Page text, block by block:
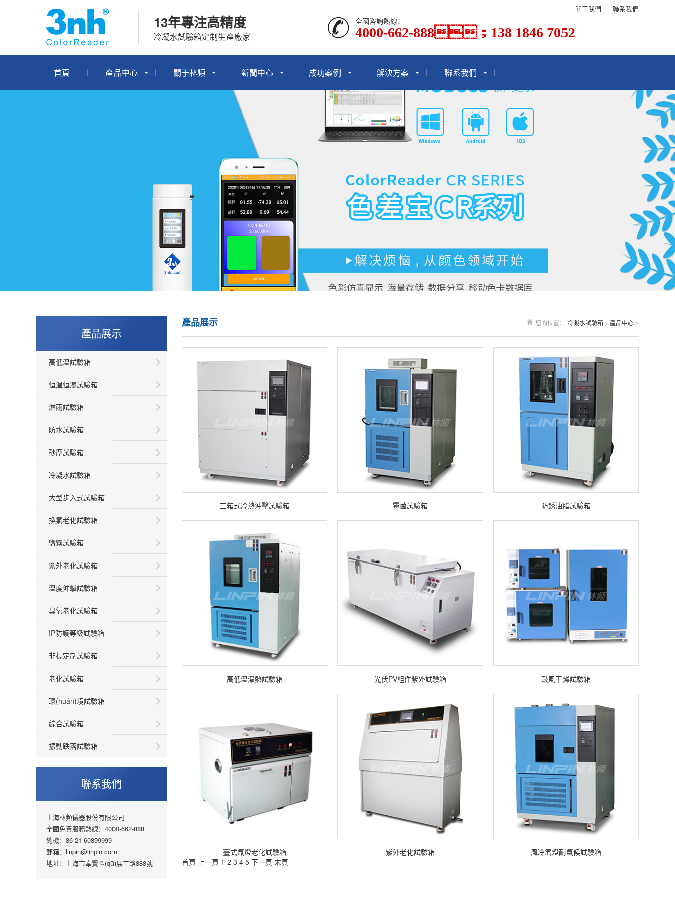
關于我們 | 聯系我們
13年專注高精度
冷凝水試驗箱定制生產廠家
全國咨詢熱線：
4000-662-888；138 1846 7052
首頁 產品中心 關于林頻 新聞中心 成功案例 解決方案 聯系我們
產品展示
高低溫試驗箱
恒溫恒濕試驗箱
淋雨試驗箱
防水試驗箱
砂塵試驗箱
冷凝水試驗箱
大型步入式試驗箱
換氣老化試驗箱
鹽霧試驗箱
紫外老化試驗箱
溫度沖擊試驗箱
臭氧老化試驗箱
IP防護等級試驗箱
非標定制試驗箱
老化試驗箱
環(huán)境試驗箱
綜合試驗箱
振動跌落試驗箱
聯系我們
上海林頻儀器股份有限公司
全國免費服務熱線：4000-662-888
總機：86-21-60899999
郵箱：linpin@linpin.com
地址：上海市奉賢區(qū)展工路888號
您的位置： 冷凝水試驗箱 > 產品中心 >
產品展示
三箱式冷熱沖擊試驗箱 霉菌試驗箱 防銹油脂試驗箱
高低溫濕熱試驗箱 光伏PV組件紫外試驗箱 鼓風干燥試驗箱
臺式氙燈老化試驗箱 紫外老化試驗箱
風冷氙燈耐氣候試驗箱
首頁 上一頁 1 2 3 4 5 下一頁 末頁